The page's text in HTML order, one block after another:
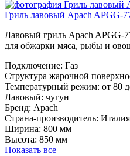
Гриль лавовый Apach APGG-
Лавовый гриль Apach APGG-
для обжарки мяса, рыбы и
Подключение: Газ
Структура жарочной
Температурный режим: от 80
Лавовый: чугун
Бренд: Apach
Страна-производитель: Италия
Ширина: 800 мм
Высота: 850 мм
Показать все